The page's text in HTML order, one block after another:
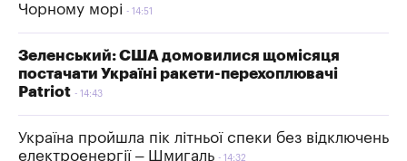
Чорному морі
14:51
Зеленський: США домовилися щомісяця
постачати Україні ракети-перехоплювачі
Patriot
14:43
Україна пройшла пік літньої спеки без відключень
електроенергії – Шмигаль
14:32